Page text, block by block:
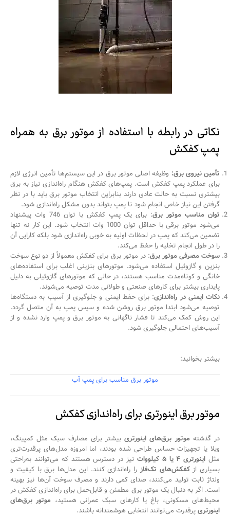
نکاتی در رابطه با استفاده از موتور برق به همراه
پمپ کفکش
تأمین نیروی برق: وظیفه اصلی موتور برق در این سیستم‌ها تأمین انرژی لازم
برای عملکرد پمپ کفکش است. پمپ‌های کفکش هنگام راه‌اندازی نیاز به برق
بیشتری نسبت به حالت عادی دارند بنابراین انتخاب موتور برق باید با در نظر
گرفتن این نیاز خاص انجام شود تا پمپ بتواند بدون مشکل راه‌اندازی شود.
توان مناسب موتور برق
: برای یک پمپ کفکش با توان 746 وات پیشنهاد
می‌شود موتور برقی با حداقل توان 1000 وات انتخاب شود. این کار نه ‌تنها
تضمین می‌کند که پمپ در لحظات اولیه به خوبی راه‌اندازی شود بلکه کارایی آن
را در طول انجام تخلیه را حفظ می‌کند.
سوخت مصرفی موتور برق: در موتور برق برای کفکش معمولاً از دو نوع سوخت
بنزین و گازوئیل استفاده می‌شود. موتورهای بنزینی اغلب برای استفاده‌های
خانگی و کوتاه‌مدت مناسب هستند، در حالی که موتورهای گازوئیلی به دلیل
پایداری بیشتر برای کارهای صنعتی و طولانی مدت توصیه می‌شوند.
نکات ایمنی در راه‌اندازی: برای حفظ ایمنی و جلوگیری از آسیب به دستگاه‌ها
توصیه می‌شود ابتدا موتور برق روشن شده و سپس پمپ به آن متصل گردد.
این روش کمک می‌کند تا فشار ناگهانی به موتور برق و پمپ وارد نشده و از
آسیب‌های احتمالی جلوگیری شود.
بیشتر بخوانید:
موتور برق مناسب برای پمپ آب
موتور برق اینورتری برای راه‌اندازی کفکش
در گذشتهموتور برق‌های اینورتریبیشتر برای مصارف سبک مثل کمپینگ،
ویلا یا تجهیزات حساس طراحی شده بودند، اما امروزه مدل‌های پرقدرت‌تری
مثل اینورتری ۴ یا ۵ کیلووات
نیز در دسترس هستند که می‌توانند به‌راحتی
بسیاری ازکفکش‌های تک‌فاز را راه‌اندازی کنند. این مدل‌ها برق با کیفیت و
ولتاژ ثابت تولید می‌کنند، صدای کمی دارند و مصرف سوخت آن‌ها نیز بهینه
است. اگر به دنبال یک موتور برق مطمئن و قابل‌حمل برای راه‌اندازی کفکش در
محیط‌های مسکونی، باغ یا کارهای سبک عمرانی هستید، موتور برق‌های
اینورتریپرقدرت می‌توانند انتخابی هوشمندانه باشند.